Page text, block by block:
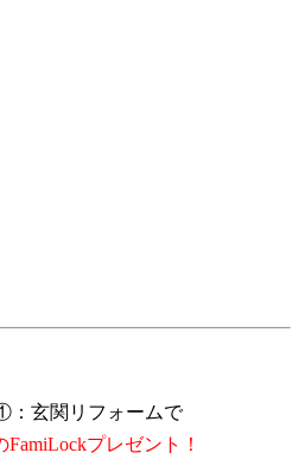
：玄関リフォームで
プレゼント！